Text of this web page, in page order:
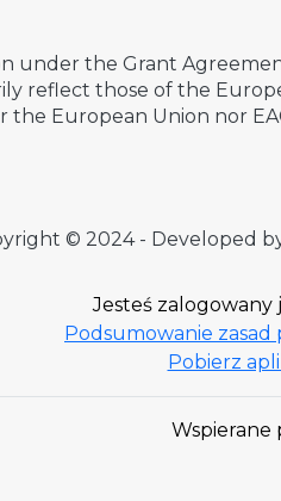
the Grant
reflect those of the
the European Union nor
© 2024 - Developed
Jesteś zalogowany
Podsumowanie
Pobierz
Wspierane